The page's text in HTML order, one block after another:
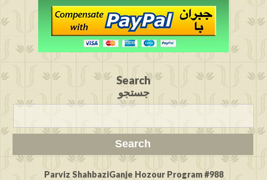
Search
جستجو
Parviz ShahbaziGanje Hozour Program #988